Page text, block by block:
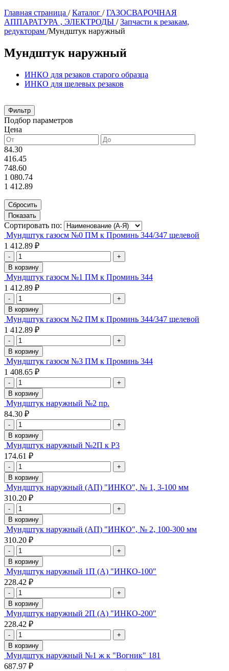
Главная страница / Каталог / ГАЗОСВАРОЧНАЯ
АППАРАТУРА , ЭЛЕКТРОДЫ / Запчасти к резакам,
редукторам /Мундштук наружный
Мундштук наружный
ИНКО для резаков старого образца
ИНКО для щелевых резаков
Фильтр
Подбор параметров
Цена
84.30
416.45
748.60
1 080.74
1 412.89
Сортировать по:
Мундштук газосм №0 ПМ к Проминь 344/347 щелевой
1 412.89 ₽
-
+
В корзину
Мундштук газосм №1 ПМ к Проминь 344
1 412.89 ₽
-
+
В корзину
Мундштук газосм №2 ПМ к Проминь 344/347 щелевой
1 412.89 ₽
-
+
В корзину
Мундштук газосм №3 ПМ к Проминь 344
1 408.65 ₽
-
+
В корзину
Мундштук наружный №2 пр.
84.30 ₽
-
+
В корзину
Мундштук наружный №2П к Р3
174.61 ₽
-
+
В корзину
Мундштук наружный (АП) "ИНКО", № 1, 3-100 мм
310.20 ₽
-
+
В корзину
Мундштук наружный (АП) "ИНКО", № 2, 100-300 мм
310.20 ₽
-
+
В корзину
Мундштук наружный 1П (А) "ИНКО-100"
228.42 ₽
-
+
В корзину
Мундштук наружный 2П (А) "ИНКО-200"
228.42 ₽
-
+
В корзину
Мундштук наружный №1 ж к "Вогник" 181
687.97 ₽